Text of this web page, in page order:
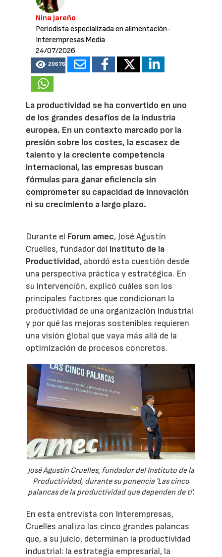
Nina Jareño
Periodista especializada en alimentación ·
Interempresas Media
24/07/2026
20676
La productividad se ha convertido en uno
de los grandes desafíos de la industria
europea. En un contexto marcado por la
presión sobre los costes, la escasez de
talento y la creciente competencia
internacional, las empresas buscan
fórmulas para ganar eficiencia sin
comprometer su capacidad de innovación
ni su crecimiento a largo plazo.
Durante el Forum amec, José Agustín
Cruelles, fundador del Instituto de la
Productividad, abordó esta cuestión desde
una perspectiva práctica y estratégica. En
su intervención, explicó cuáles son los
principales factores que condicionan la
productividad de una organización industrial
y por qué las mejoras sostenibles requieren
una visión global que vaya más allá de la
optimización de procesos concretos.
José Agustín Cruelles, fundador del Instituto de la
Productividad, durante su ponencia 'Las cinco
palancas de la productividad que dependen de ti'.
En esta entrevista con Interempresas,
Cruelles analiza las cinco grandes palancas
que, a su juicio, determinan la productividad
industrial: la estrategia empresarial, la